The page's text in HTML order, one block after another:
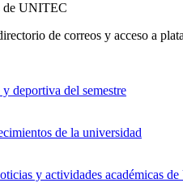
de UNITEC
de correos y acceso a
deportiva del semestre
de la universidad
y actividades académicas